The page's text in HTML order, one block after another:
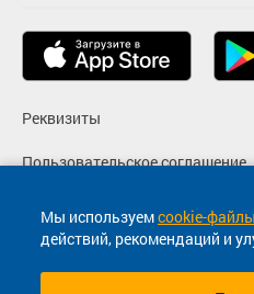
Мы используемcookie-файлы
действий, рекомендаций и
Реквизиты
Пользовательское соглашение
Политика конфиденциальности
Согласие на маркетинговые